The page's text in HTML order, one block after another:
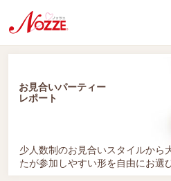
お見合いパーティー
レポート
少人数制のお見合いスタイルから
たが参加しやすい形を自由にお選